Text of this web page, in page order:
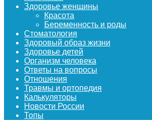
Здоровье женщины
Красота
Беременность и роды
Стоматология
Здоровый образ жизни
Здоровье детей
Организм человека
Ответы на вопросы
Отношения
Травмы и ортопедия
Калькуляторы
Новости России
Топы